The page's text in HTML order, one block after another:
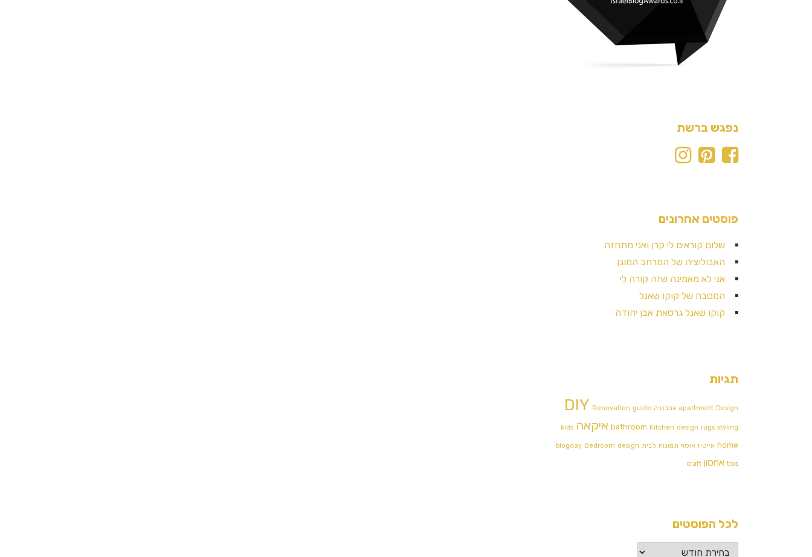
נפגש ברשת
פוסטים אחרונים
שלום קוראים לי קרן ואני מתחזה
האבולוציה של המרחב המוגן
אני לא מאמינה שזה קורה לי
המטבח של קוקו שאנל
קוקו שאנל גרסאת אבן יהודה
תגיות
apartment Design אמבטיה DIY Renovation guide
bathroom Kitchen design rugs styling איקאה kids
home אייטיז אוסף תמונות לבית blogday Bedroom design
tips אחסון craft
לכל הפוסטים
לכל